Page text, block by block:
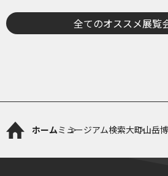
に古
全てのオススメ展覧
ホームミュージアム検索大町山岳